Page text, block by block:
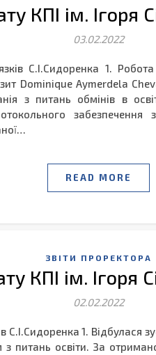
КПІ ім. Ігоря
03.02.2022
С.І.Сидоренка 1.
Dominique Aymerdela
з питань обмінів в
забезпечення
READ MORE
ЗВІТИ ПРОРЕКТОРА
КПІ ім. Ігоря
02.02.2022
1. Відбулася
з питань освіти. За